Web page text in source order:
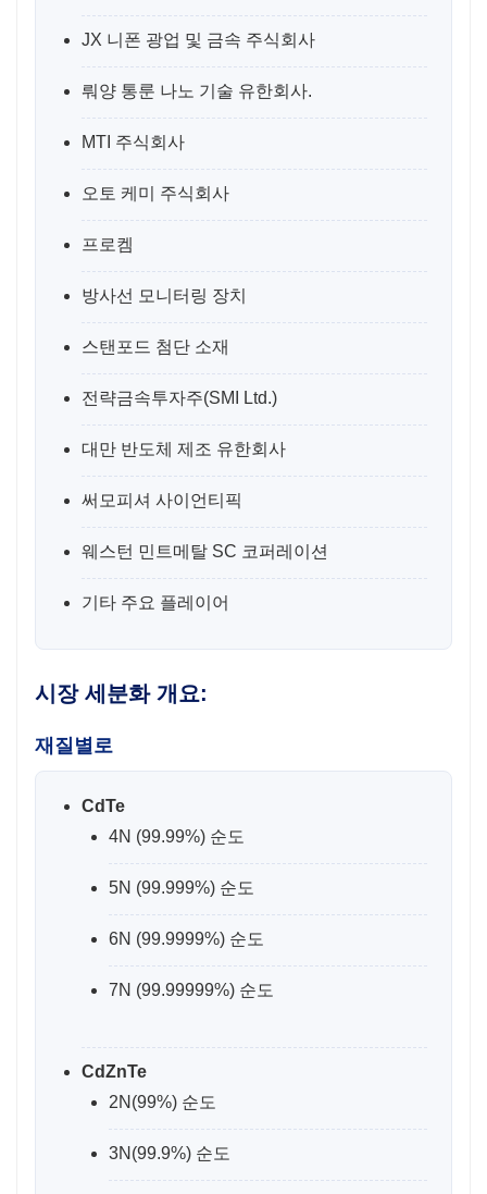
JX 니폰 광업 및 금속 주식회사
뤄양 통룬 나노 기술 유한회사.
MTI 주식회사
오토 케미 주식회사
프로켐
방사선 모니터링 장치
스탠포드 첨단 소재
전략금속투자주(SMI Ltd.)
대만 반도체 제조 유한회사
써모피셔 사이언티픽
웨스턴 민트메탈 SC 코퍼레이션
기타 주요 플레이어
시장 세분화 개요:
재질별로
CdTe
4N (99.99%) 순도
5N (99.999%) 순도
6N (99.9999%) 순도
7N (99.99999%) 순도
CdZnTe
2N(99%) 순도
3N(99.9%) 순도